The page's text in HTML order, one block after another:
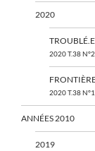
2020
2020 T.38 N°2
2020 T.38 N°1
ANNÉES 2010
2019